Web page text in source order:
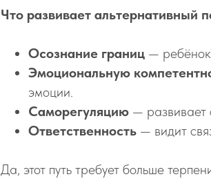
Что развивает альтернативный
Осознание границ —
Эмоциональную
эмоции.
Саморегуляцию — развивает
Ответственность — видит
Да, этот путь требует больше